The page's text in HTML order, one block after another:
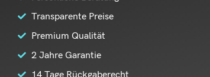
Transparente Preise
Premium Qualität
2 Jahre Garantie